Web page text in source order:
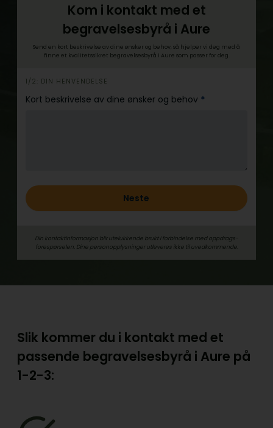
Kom i kontakt med et
begravelsesbyrå i Aure
Send en kort beskrivelse av dine ønsker og behov, så hjelper vi deg med å
finne et kvalitetssikret begravelsesbyrå i Aure som passer for deg.
h
e
1/2: DIN HENVENDELSE
Kort beskrivelse av dine ønsker og behov *
Neste
Din kontaktinformasjon blir utelukkende brukt i forbindelse med oppdrags­
forespørselen. Dine person­­opplysninger utleveres ikke til uvedkommende.
Slik kommer du i kontakt med et
passende begravelsesbyrå i Aure på
1-2-3: